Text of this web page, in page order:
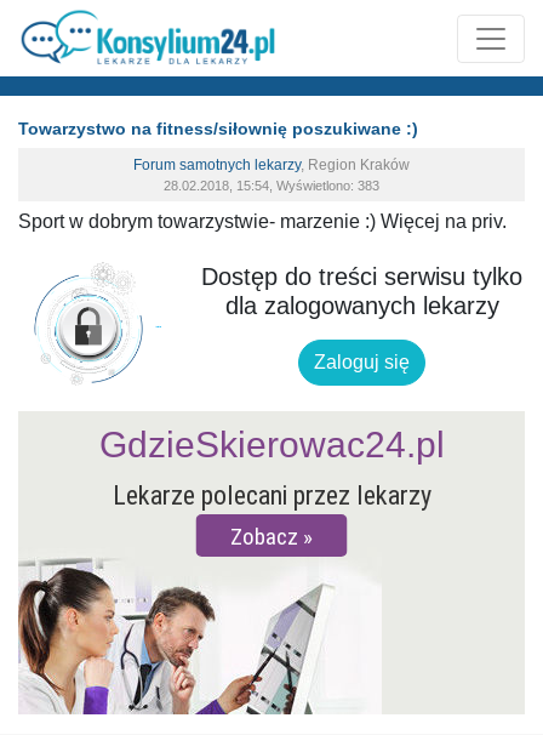
Towarzystwo na fitness/siłownię poszukiwane :)
Forum samotnych lekarzy, Region Kraków
28.02.2018, 15:54, Wyświetlono: 383
Sport w dobrym towarzystwie- marzenie :) Więcej na priv.
Dostęp do treści serwisu tylko
dla zalogowanych lekarzy
Zaloguj się
Lekarze polecani przez lekarzy
Zobacz
GdzieSkierowac24.pl